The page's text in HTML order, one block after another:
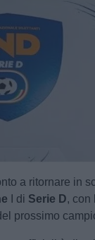
a ritornare in
I di Serie D, con
prossimo